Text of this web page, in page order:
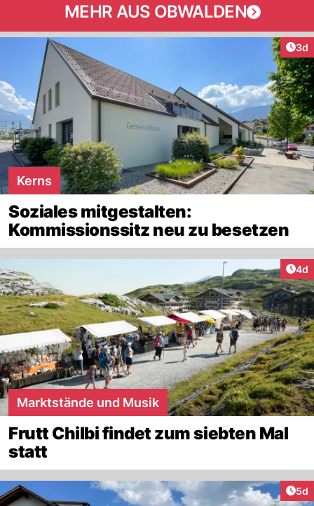
MEHR AUS OBWALDEN
3d
Kerns
Soziales mitgestalten:
Kommissionssitz neu zu besetzen
4d
Marktstände und Musik
Frutt Chilbi findet zum siebten Mal
statt
5d